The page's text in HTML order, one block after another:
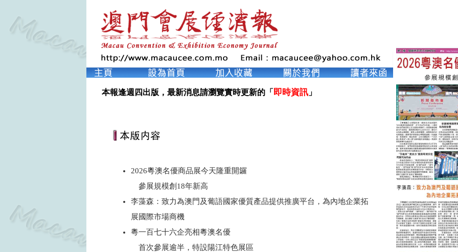
本報逢週四出版，最新消息請瀏覽實時更新的「 即時資訊」
2026粵澳名優商品展今天隆重開鑼
參展規模創18年新高
李藻森：致力為澳門及葡語國家優質產品提供推廣平台，為內地企業拓
展國際市場商機
粵一百七十六企亮相粵澳名優
首次參展逾半，特設陽江特色展區